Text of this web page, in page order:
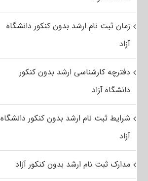
زمان ثبت نام ارشد بدون کنکور دانشگاه
آزاد
دفترچه کارشناسی ارشد بدون کنکور
دانشگاه آزاد
شرایط ثبت نام ارشد بدون کنکور دانشگاه
آزاد
مدارک ثبت نام ارشد بدون کنکور آزاد